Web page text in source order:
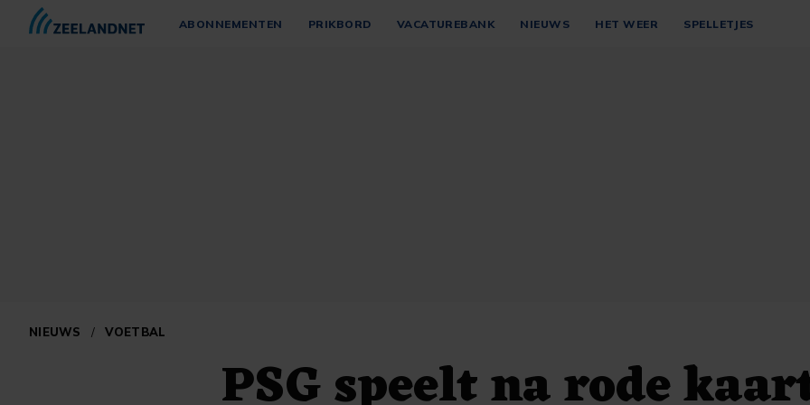
ABONNEMENTEN PRIKBORD VACATUREBANK NIEUWS HET WEER SPELLETJES
NIEUWS / VOETBAL